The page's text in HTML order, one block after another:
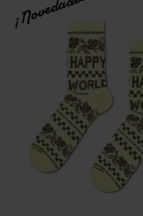
¡Novedades!